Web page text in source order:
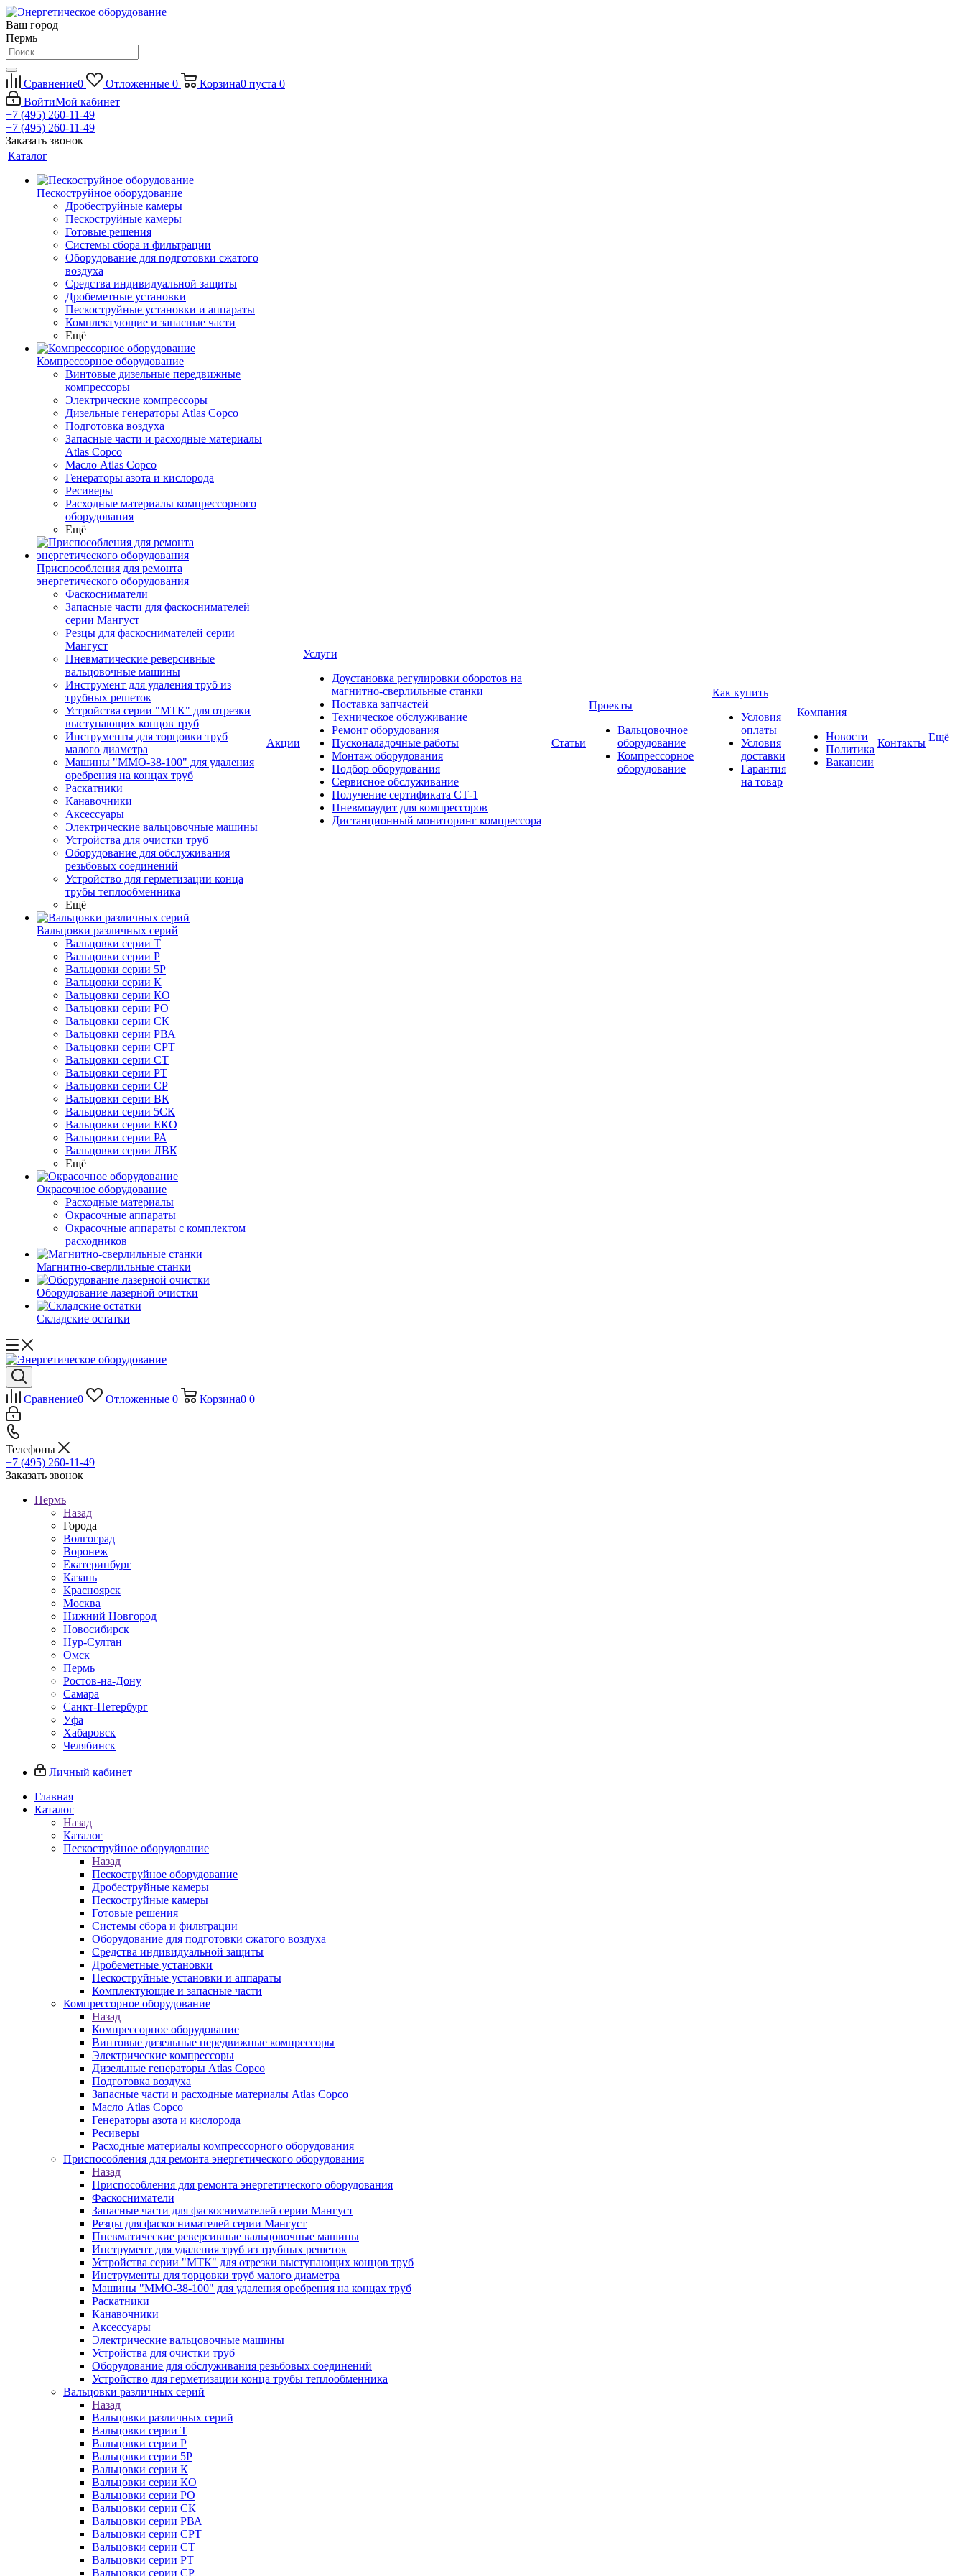
Ваш город
Пермь
Сравнение0 Отложенные 0 Корзина0 пуста 0
ВойтиМой кабинет
+7 (495) 260-11-49
+7 (495) 260-11-49
Заказать звонок
Каталог
Пескоструйное оборудование
Дробеструйные камеры
Пескоструйные камеры
Готовые решения
Системы сбора и фильтрации
Оборудование для подготовки сжатого
воздуха
Средства индивидуальной защиты
Дробеметные установки
Пескоструйные установки и аппараты
Комплектующие и запасные части
Ещё
Компрессорное оборудование
Винтовые дизельные передвижные
компрессоры
Электрические компрессоры
Дизельные генераторы Atlas Copco
Подготовка воздуха
Запасные части и расходные материалы
Atlas Copco
Масло Atlas Copco
Генераторы азота и кислорода
Ресиверы
Расходные материалы компрессорного
оборудования
Ещё
Приспособления для ремонта
энергетического оборудования
Фаскосниматели
Запасные части для фаскоснимателей
серии Мангуст
Резцы для фаскоснимателей серии
Мангуст
Пневматические реверсивные
вальцовочные машины
Инструмент для удаления труб из
трубных решеток
Устройства серии "МТК" для отрезки
выступающих концов труб
Инструменты для торцовки труб
малого диаметра
Машины "ММО-38-100" для удаления
оребрения на концах труб
Раскатники
Канавочники
Аксессуары
Электрические вальцовочные машины
Устройства для очистки труб
Оборудование для обслуживания
резьбовых соединений
Устройство для герметизации конца
трубы теплообменника
Ещё
Вальцовки различных серий
Вальцовки серии Т
Вальцовки серии Р
Вальцовки серии 5Р
Вальцовки серии К
Вальцовки серии КО
Вальцовки серии РО
Вальцовки серии СК
Вальцовки серии РВА
Вальцовки серии СРТ
Вальцовки серии СТ
Вальцовки серии РТ
Вальцовки серии СР
Вальцовки серии ВК
Вальцовки серии 5СК
Вальцовки серии ЕКО
Вальцовки серии РА
Вальцовки серии ЛВК
Ещё
Окрасочное оборудование
Расходные материалы
Окрасочные аппараты
Окрасочные аппараты с комплектом
расходников
Магнитно-сверлильные станки
Оборудование лазерной очистки
Складские остатки
Акции
Услуги
Доустановка регулировки оборотов на
магнитно-сверлильные станки
Поставка запчастей
Техническое обслуживание
Ремонт оборудования
Пусконаладочные работы
Монтаж оборудования
Подбор оборудования
Сервисное обслуживание
Получение сертификата СТ-1
Пневмоаудит для компрессоров
Дистанционный мониторинг компрессора
Статьи
Проекты
Вальцовочное
оборудование
Компрессорное
оборудование
Как купить
Условия
оплаты
Условия
доставки
Гарантия
на товар
Компания
Новости
Политика
Вакансии
Контакты Ещё
Сравнение0 Отложенные 0 Корзина0 0
Телефоны
+7 (495) 260-11-49
Заказать звонок
Пермь
Назад
Города
Волгоград
Воронеж
Екатеринбург
Казань
Красноярск
Москва
Нижний Новгород
Новосибирск
Нур-Султан
Омск
Пермь
Ростов-на-Дону
Самара
Санкт-Петербург
Уфа
Хабаровск
Челябинск
Личный кабинет
Главная
Каталог
Назад
Каталог
Пескоструйное оборудование
Назад
Пескоструйное оборудование
Дробеструйные камеры
Пескоструйные камеры
Готовые решения
Системы сбора и фильтрации
Оборудование для подготовки сжатого воздуха
Средства индивидуальной защиты
Дробеметные установки
Пескоструйные установки и аппараты
Комплектующие и запасные части
Компрессорное оборудование
Назад
Компрессорное оборудование
Винтовые дизельные передвижные компрессоры
Электрические компрессоры
Дизельные генераторы Atlas Copco
Подготовка воздуха
Запасные части и расходные материалы Atlas Copco
Масло Atlas Copco
Генераторы азота и кислорода
Ресиверы
Расходные материалы компрессорного оборудования
Приспособления для ремонта энергетического оборудования
Назад
Приспособления для ремонта энергетического оборудования
Фаскосниматели
Запасные части для фаскоснимателей серии Мангуст
Резцы для фаскоснимателей серии Мангуст
Пневматические реверсивные вальцовочные машины
Инструмент для удаления труб из трубных решеток
Устройства серии "МТК" для отрезки выступающих концов труб
Инструменты для торцовки труб малого диаметра
Машины "ММО-38-100" для удаления оребрения на концах труб
Раскатники
Канавочники
Аксессуары
Электрические вальцовочные машины
Устройства для очистки труб
Оборудование для обслуживания резьбовых соединений
Устройство для герметизации конца трубы теплообменника
Вальцовки различных серий
Назад
Вальцовки различных серий
Вальцовки серии Т
Вальцовки серии Р
Вальцовки серии 5Р
Вальцовки серии К
Вальцовки серии КО
Вальцовки серии РО
Вальцовки серии СК
Вальцовки серии РВА
Вальцовки серии СРТ
Вальцовки серии СТ
Вальцовки серии РТ
Вальцовки серии СР